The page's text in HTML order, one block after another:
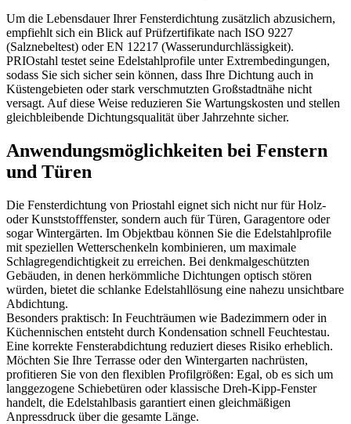
Um die Lebensdauer Ihrer Fensterdichtung zusätzlich abzusichern,
empfiehlt sich ein Blick auf Prüfzertifikate nach ISO 9227
(Salznebeltest) oder EN 12217 (Wasserundurchlässigkeit).
PRIOstahl testet seine Edelstahlprofile unter Extrembedingungen,
sodass Sie sich sicher sein können, dass Ihre Dichtung auch in
Küstengebieten oder stark verschmutzten Großstadtnähe nicht
versagt. Auf diese Weise reduzieren Sie Wartungskosten und stellen
gleichbleibende Dichtungsqualität über Jahrzehnte sicher.
Anwendungsmöglichkeiten bei Fenstern
und Türen
Die Fensterdichtung von Priostahl eignet sich nicht nur für Holz-
oder Kunststofffenster, sondern auch für Türen, Garagentore oder
sogar Wintergärten. Im Objektbau können Sie die Edelstahlprofile
mit speziellen Wetterschenkeln kombinieren, um maximale
Schlagregendichtigkeit zu erreichen. Bei denkmalgeschützten
Gebäuden, in denen herkömmliche Dichtungen optisch stören
würden, bietet die schlanke Edelstahllösung eine nahezu unsichtbare
Abdichtung.
Besonders praktisch: In Feuchträumen wie Badezimmern oder in
Küchennischen entsteht durch Kondensation schnell Feuchtestau.
Eine korrekte Fensterabdichtung reduziert dieses Risiko erheblich.
Möchten Sie Ihre Terrasse oder den Wintergarten nachrüsten,
profitieren Sie von den flexiblen Profilgrößen: Egal, ob es sich um
langgezogene Schiebetüren oder klassische Dreh-Kipp-Fenster
handelt, die Edelstahlbasis garantiert einen gleichmäßigen
Anpressdruck über die gesamte Länge.